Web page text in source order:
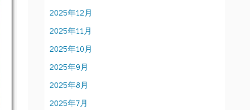
2025年12月
2025年11月
2025年10月
2025年9月
2025年8月
2025年7月